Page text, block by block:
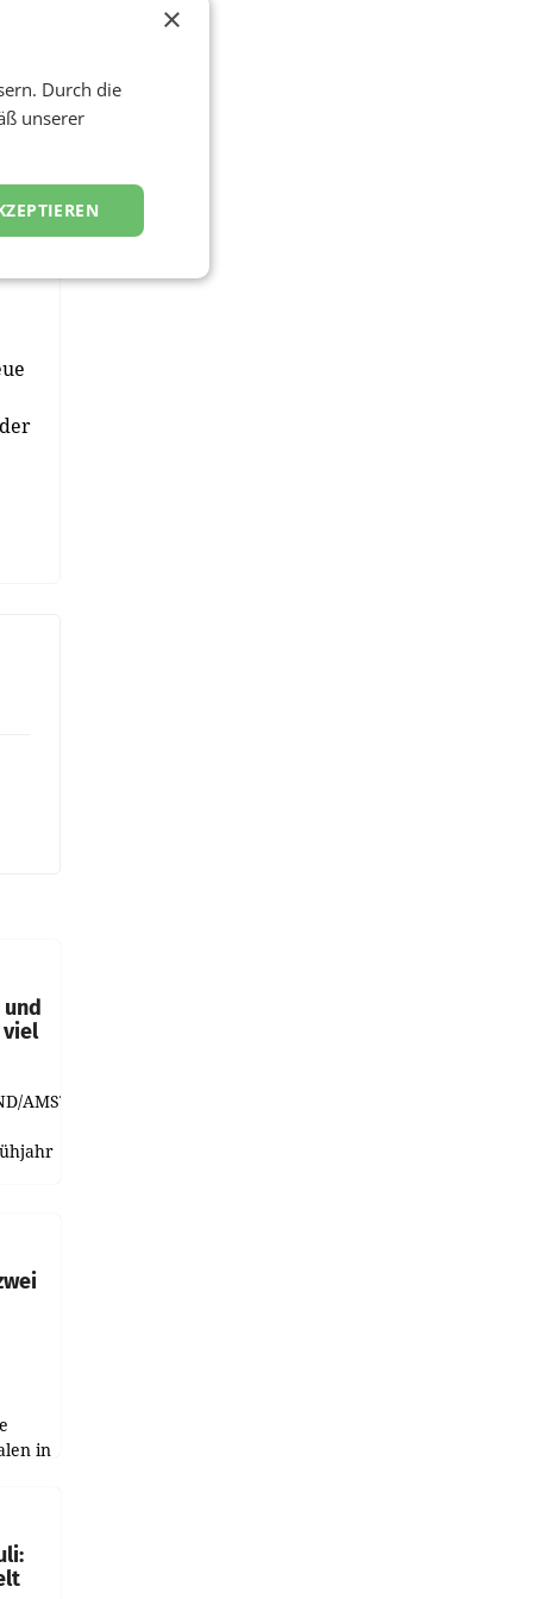
und
viel
AMSTERDAM.
in
in
×
Durch die
unserer